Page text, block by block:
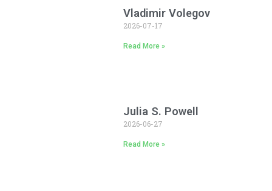
Vladimir Volegov
2026-07-17
Read More »
Julia S. Powell
2026-06-27
Read More »